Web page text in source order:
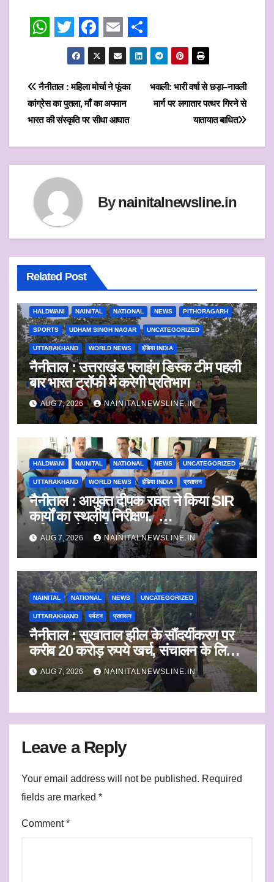
a
t
s
A
p
p
w
i
t
t
e
r
F
a
c
e
b
o
o
k
E
m
a
i
l
S
h
a
e
Post
navigation
भवाली: भारी वर्षा से छड़ा–नावली
मार्ग पर लगातार पत्थर गिरने से
यातायात बाधित
नैनीताल : महिला मोर्चा ने फूंका
कांग्रेस का पुतला, माँ का अपमान
भारत की संस्कृति पर सीधा आघात
Bynainitalnewsline.in
Related Post
ALMORA BAGESHWAR CHAMPAWAT DEHRADUN
HALDWANI NAINITAL NATIONAL NEWS PITHORAGARH
SPORTS UDHAM SINGH NAGAR UNCATEGORIZED
UTTARAKHAND WORLD NEWS इंडिया INDIA
नैनीताल : उत्तराखंड फ्लाइंग डिस्क टीम पहली
बार भारत ट्रॉफी में करेगी प्रतिभाग
AUG 7, 2026 NAINITALNEWSLINE.IN
HALDWANI NAINITAL NATIONAL NEWS UNCATEGORIZED
UTTARAKHAND WORLD NEWS इंडिया INDIA प्रशासन
नैनीताल : आयुक्त दीपक रावत ने किया SIR
कार्यों का स्थलीय निरीक्षण.
अधिकारियों को दिए समयबद्ध निस्तारण और
पारदर्शिता के निर्देश
AUG 7, 2026 NAINITALNEWSLINE.IN
NAINITAL NATIONAL NEWS UNCATEGORIZED
UTTARAKHAND पर्यटन प्रशासन
नैनीताल : सुखाताल झील के सौंदर्यीकरण पर
करीब 20 करोड़ रुपये खर्च, संचालन के लिए
संस्था का चयन जल्द
AUG 7, 2026 NAINITALNEWSLINE.IN
Leave a Reply
Your email address will not be published. Required
fields are marked *
Comment*